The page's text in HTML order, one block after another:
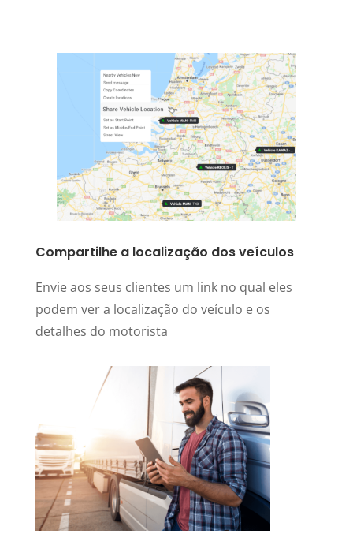
Compartilhe a localização dos veículos
Envie aos seus clientes um link no qual eles
podem ver a localização do veículo e os
detalhes do motorista